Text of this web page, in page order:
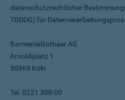
datenschutz­rechtlicher
TDDDG) für
BarmeniaGothaer AG
Arnoldiplatz 1
50969 Köln
Tel. 0221 308-00